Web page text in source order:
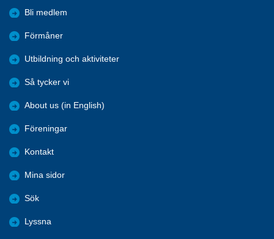
Bli medlem
Förmåner
Utbildning och aktiviteter
Så tycker vi
About us (in English)
Föreningar
Kontakt
Mina sidor
Sök
Lyssna